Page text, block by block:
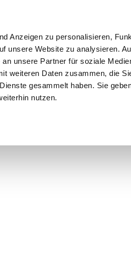
Anzeigen zu personalisieren,
unsere Website zu analysieren.
unsere Partner für soziale
weiteren Daten zusammen, die
gesammelt haben. Sie
nutzen.